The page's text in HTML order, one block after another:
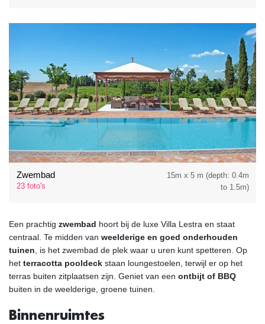
Zwembad
23 foto's
15m x 5 m (depth: 0.4m
to 1.5m)
Een prachtig zwembad hoort bij de luxe Villa Lestra en staat
centraal. Te midden van weelderige en goed onderhouden
tuinen , is het zwembad de plek waar u uren kunt spetteren. Op
het terracotta pooldeck staan loungestoelen, terwijl er op het
terras buiten zitplaatsen zijn. Geniet van een ontbijt of BBQ
buiten in de weelderige, groene tuinen.
Binnenruimtes